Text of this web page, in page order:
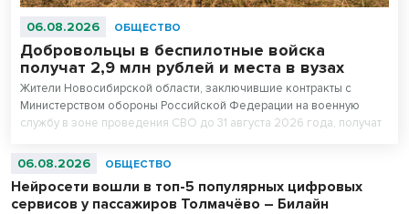
06.08.2026 ОБЩЕСТВО
Добровольцы в беспилотные войска
получат 2,9 млн рублей и места в вузах
Жители Новосибирской области, заключившие контракты с
Министерством обороны Российской Федерации на военную
службу в зоне проведения СВО до 31 августа 2026 года, получат
поддержки бойцов и ветеранов в регионе создана действенная
система мер. Так, добровольцы в беспилотные войска, желающие
поступить в колледжи и вузы, но набравшим ниже проходных
баллов, получают право на приоритетное зачисление в вузы и
06.08.2026 ОБЩЕСТВО
Нейросети вошли в топ-5 популярных цифровых
сервисов у пассажиров Толмачёво – Билайн